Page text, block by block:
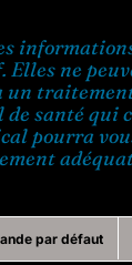
ne
un
de santé qui
pourra
par défaut